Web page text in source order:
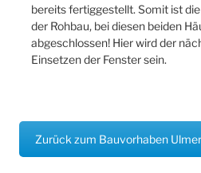
bereits fertiggestellt. Somit ist
der Rohbau, bei diesen beiden
abgeschlossen! Hier wird der
Einsetzen der Fenster sein.
Zurück zum Bauvorhaben